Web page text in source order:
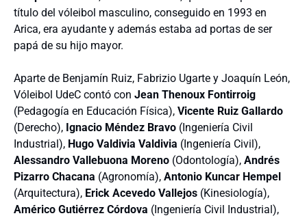
título del vóleibol masculino, conseguido en 1993 en
Arica, era ayudante y además estaba ad portas de ser
papá de su hijo mayor.
Aparte de Benjamín Ruiz, Fabrizio Ugarte y Joaquín León,
Vóleibol UdeC contó con Jean Thenoux Fontirroig
(Pedagogía en Educación Física), Vicente Ruiz Gallardo
(Derecho), Ignacio Méndez Bravo (Ingeniería Civil
Industrial), Hugo Valdivia Valdivia (Ingeniería Civil),
Alessandro Vallebuona Moreno (Odontología), Andrés
Pizarro Chacana (Agronomía), Antonio Kuncar Hempel
(Arquitectura), Erick Acevedo Vallejos (Kinesiología),
Américo Gutiérrez Córdova (Ingeniería Civil Industrial),